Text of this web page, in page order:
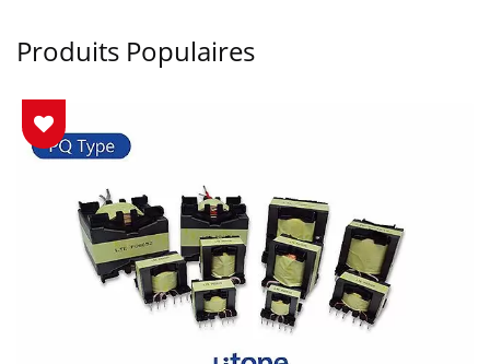
Produits Populaires